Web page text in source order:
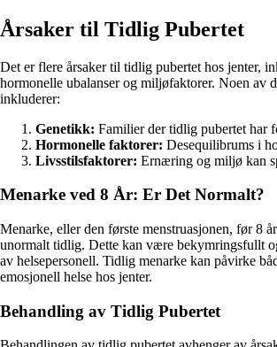
Årsaker til Tidlig Pubertet
Det er flere årsaker til tidlig pubertet hos jenter,
hormonelle ubalanser og miljøfaktorer. Noen av
inkluderer:
Genetikk: Familier der tidlig pubertet har
Hormonelle faktorer: Desequilibrums i
Livsstilsfaktorer: Ernæring og miljø kan
Menarke ved 8 År: Er Det Normalt?
Menarke, eller den første menstruasjonen, før 8
unormalt tidlig. Dette kan være bekymringsfullt
av helsepersonell. Tidlig menarke kan påvirke
emosjonell helse hos jenter.
Behandling av Tidlig Pubertet